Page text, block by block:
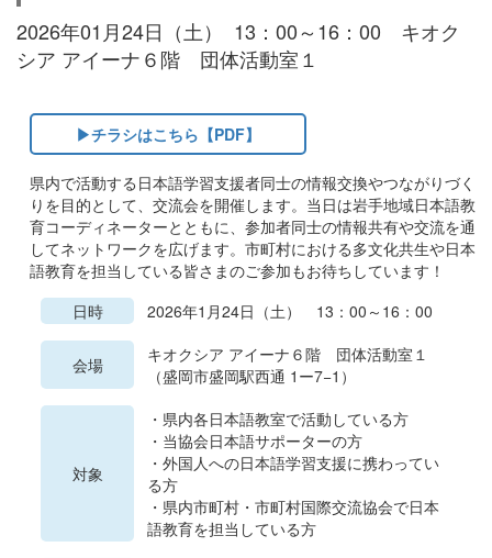
2026年01月24日（土） 13：00～16：00 キオク
シア アイーナ６階 団体活動室１
▶チラシはこちら【PDF】
県内で活動する日本語学習支援者同士の情報交換やつながりづく
りを目的として、交流会を開催します。当日は岩手地域日本語教
育コーディネーターとともに、参加者同士の情報共有や交流を通
してネットワークを広げます。市町村における多文化共生や日本
語教育を担当している皆さまのご参加もお待ちしています！
日時
2026年1月24日（土） 13：00～16：00
会場
キオクシア アイーナ６階 団体活動室１
（盛岡市盛岡駅西通 1ー7−1）
対象
・県内各日本語教室で活動している方
・当協会日本語サポーターの方
・外国人への日本語学習支援に携わってい
る方
・県内市町村・市町村国際交流協会で日本
語教育を担当している方